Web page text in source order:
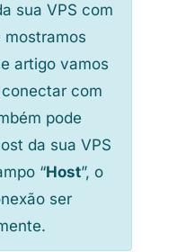
sua VPS com
mostramos
artigo vamos
com
pode
da sua VPS
“Host”, o
ser